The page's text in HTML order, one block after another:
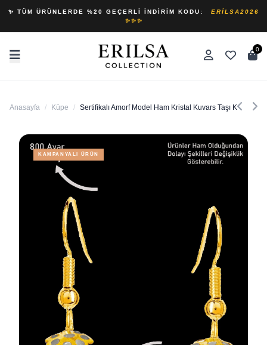
✨ TÜM ÜRÜNLERDE %20 GEÇERLI İNDIRIM KODU:
ERILSA2026
✨✨✨
0
Anasayfa / Küpe / Sertifikalı Amorf Model Ham Kristal Kuvars Taşı Küpe -
KAMPANYALI ÜRÜN